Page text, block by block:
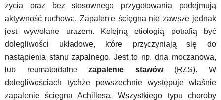
życia oraz bez stosownego przygotowania podejmują
aktywność ruchową. Zapalenie ścięgna nie zawsze jednak
jest wywołane urazem. Kolejną etiologią potrafią być
dolegliwości układowe, które przyczyniają się do
nastąpienia stanu zapalnego. Jest to np. dna moczanowa,
lub reumatoidalnezapalenie stawów(RZS). W
dolegliwościach tychże powszechnie występuje właśnie
zapalenie ścięgna Achillesa. Wszystkiego typu choroby